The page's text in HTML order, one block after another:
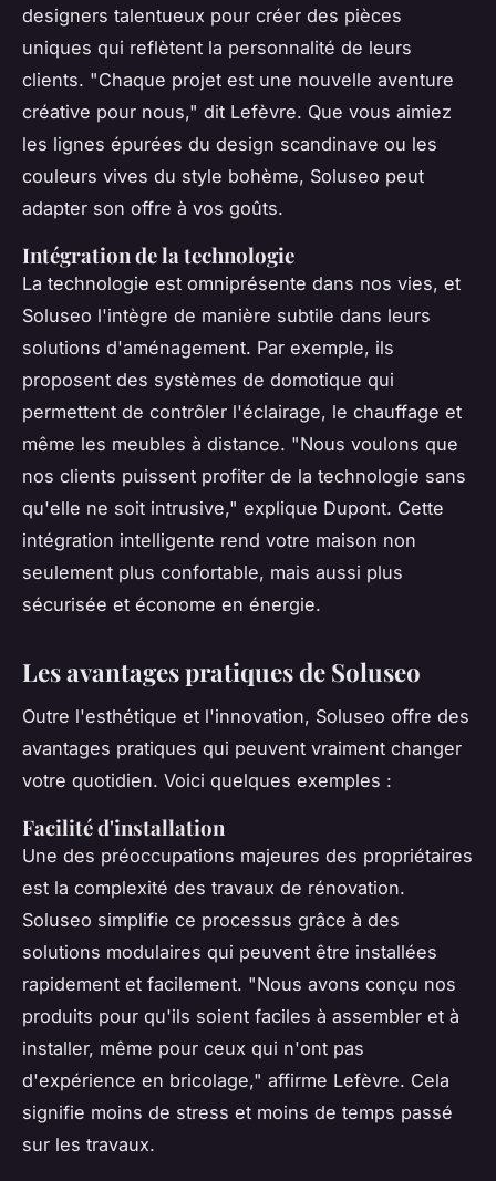
designers talentueux pour créer des pièces
uniques qui reflètent la personnalité de leurs
clients. "Chaque projet est une nouvelle aventure
créative pour nous," dit Lefèvre. Que vous aimiez
les lignes épurées du design scandinave ou les
couleurs vives du style bohème, Soluseo peut
adapter son offre à vos goûts.
Intégration de la technologie
La technologie est omniprésente dans nos vies, et
Soluseo l'intègre de manière subtile dans leurs
solutions d'aménagement. Par exemple, ils
proposent des systèmes de domotique qui
permettent de contrôler l'éclairage, le chauffage et
même les meubles à distance. "Nous voulons que
nos clients puissent profiter de la technologie sans
qu'elle ne soit intrusive," explique Dupont. Cette
intégration intelligente rend votre maison non
seulement plus confortable, mais aussi plus
sécurisée et économe en énergie.
Les avantages pratiques de Soluseo
Outre l'esthétique et l'innovation, Soluseo offre des
avantages pratiques qui peuvent vraiment changer
votre quotidien. Voici quelques exemples :
Facilité d'installation
Une des préoccupations majeures des propriétaires
est la complexité des travaux de rénovation.
Soluseo simplifie ce processus grâce à des
solutions modulaires qui peuvent être installées
rapidement et facilement. "Nous avons conçu nos
produits pour qu'ils soient faciles à assembler et à
installer, même pour ceux qui n'ont pas
d'expérience en bricolage," affirme Lefèvre. Cela
signifie moins de stress et moins de temps passé
sur les travaux.